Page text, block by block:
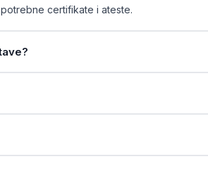
certifikate i ateste.